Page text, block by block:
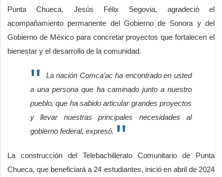
Punta Chueca, Jesús Félix Segovia, agradeció el
acompañamiento permanente del Gobierno de Sonora y del
Gobierno de México para concretar proyectos que fortalecen el
bienestar y el desarrollo de la comunidad.
La nación Comca’ac ha encontrado en usted
a una persona que ha caminado junto a nuestro
pueblo, que ha sabido articular grandes proyectos
y llevar nuestras principales necesidades al
gobierno federal, expresó.
La construcción del Telebachillerato Comunitario de Punta
Chueca, que beneficiará a 24 estudiantes, inició en abril de 2024